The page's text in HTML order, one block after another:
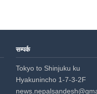
सम्पर्क
Tokyo to Shinjuku ku
Hyakunincho 1-7-3-2F